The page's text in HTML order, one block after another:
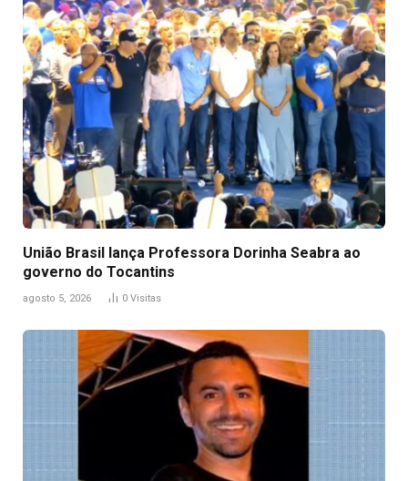
União Brasil lança Professora Dorinha Seabra ao
governo do Tocantins
agosto 5, 2026 0 Visitas